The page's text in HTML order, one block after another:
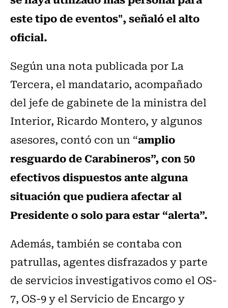
este tipo de eventos", señaló el alto
oficial.
Según una nota publicada por La
Tercera, el mandatario, acompañado
del jefe de gabinete de la ministra del
Interior, Ricardo Montero, y algunos
asesores, contó con un “amplio
resguardo de Carabineros”, con 50
efectivos dispuestos ante alguna
situación que pudiera afectar al
Presidente o solo para estar “alerta”.
Además, también se contaba con
patrullas, agentes disfrazados y parte
de servicios investigativos como el OS-
7, OS-9 y el Servicio de Encargo y